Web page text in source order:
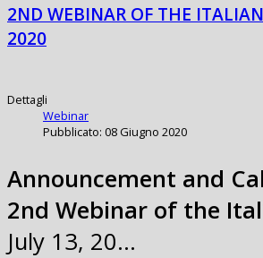
2ND WEBINAR OF THE
2020
Dettagli
Webinar
Pubblicato: 08 Giugno 2020
Announcement and
2nd Webinar of the
July 13, 20…